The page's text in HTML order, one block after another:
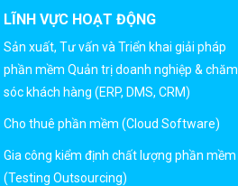
LĨNH VỰC HOẠT ĐỘNG
Sản xuất, Tư vấn và Triển khai giải pháp
phần mềm Quản trị doanh nghiệp & chăm
sóc khách hàng (ERP, DMS, CRM)
Cho thuê phần mềm (Cloud Software)
Gia công kiểm định chất lượng phần mềm
(Testing Outsourcing)